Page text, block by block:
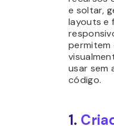
e soltar,
layouts e
permitem
usar sem
código.
1.